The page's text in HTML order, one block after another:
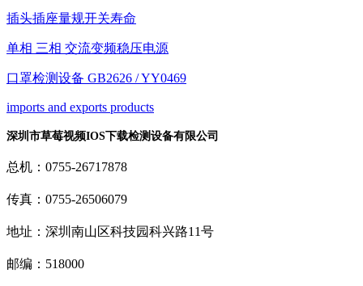
插头插座量规开关寿命
单相 三相 交流变频稳压电源
口罩检测设备 GB2626 / YY0469
imports and exports products
深圳市草莓视频IOS下载检测设备有限公司
总机：0755-26717878
传真：0755-26506079
地址：深圳南山区科技园科兴路11号
邮编：518000